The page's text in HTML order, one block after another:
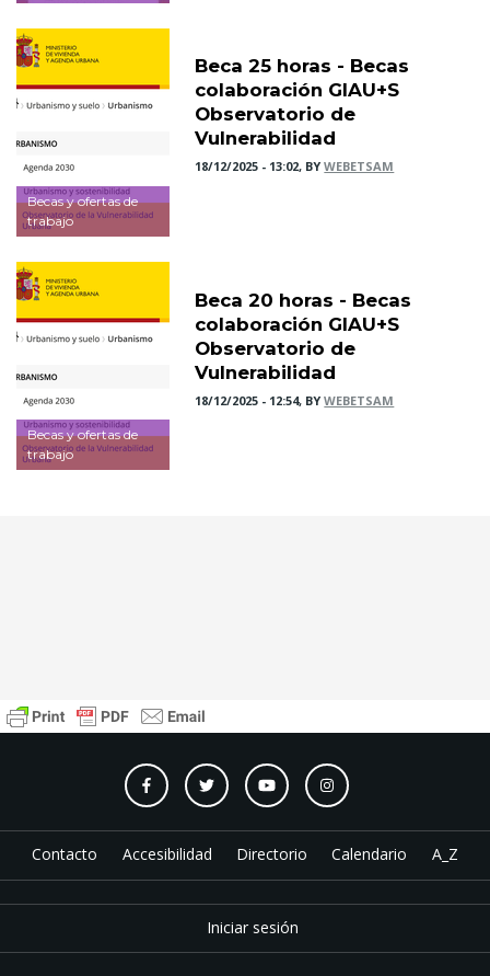
Becas y ofertas de
trabajo
Beca 25 horas - Becas
colaboración GIAU+S
Observatorio de
Vulnerabilidad
18/12/2025 - 13:02, BYWEBETSAM
Becas y ofertas de
trabajo
Beca 20 horas - Becas
colaboración GIAU+S
Observatorio de
Vulnerabilidad
18/12/2025 - 12:54, BYWEBETSAM
Contacto Accesibilidad Directorio Calendario A_Z
Iniciar sesión